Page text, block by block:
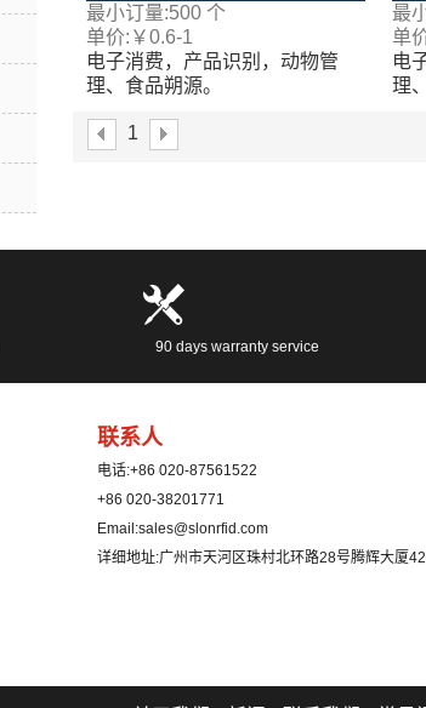
18000-6B芯片的RFID标签钉的
125KHz附近的巡更巡检系统检
查点标签
最小订量:500 个
单价: ￥0.6-1
电子消费，产品识别，动物管
理、食品朔源。
等多个工艺。
最
单
电
理
1
90 days warranty service
联系人
电话:+86 020-87561522
+86 020-38201771
Email:sales@slonrfid.com
详细地址:广州市天河区珠村北环路28号腾辉大厦